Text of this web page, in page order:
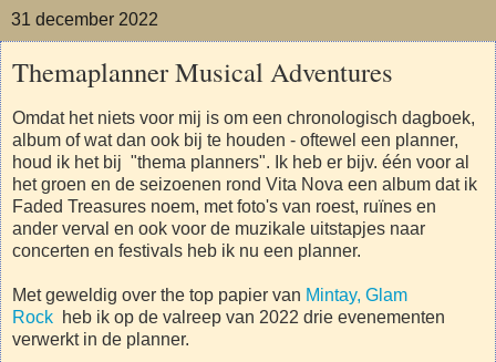
31 december 2022
Themaplanner Musical Adventures
Omdat het niets voor mij is om een chronologisch dagboek,
album of wat dan ook bij te houden - oftewel een planner,
houd ik het bij "thema planners". Ik heb er bijv. één voor al
het groen en de seizoenen rond Vita Nova een album dat ik
Faded Treasures noem, met foto's van roest, ruïnes en
ander verval en ook voor de muzikale uitstapjes naar
concerten en festivals heb ik nu een planner.
Met geweldig over the top papier van Mintay, Glam
Rock heb ik op de valreep van 2022 drie evenementen
verwerkt in de planner.